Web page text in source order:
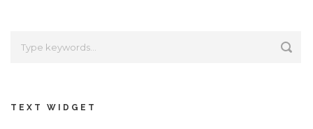
TEXT WIDGET